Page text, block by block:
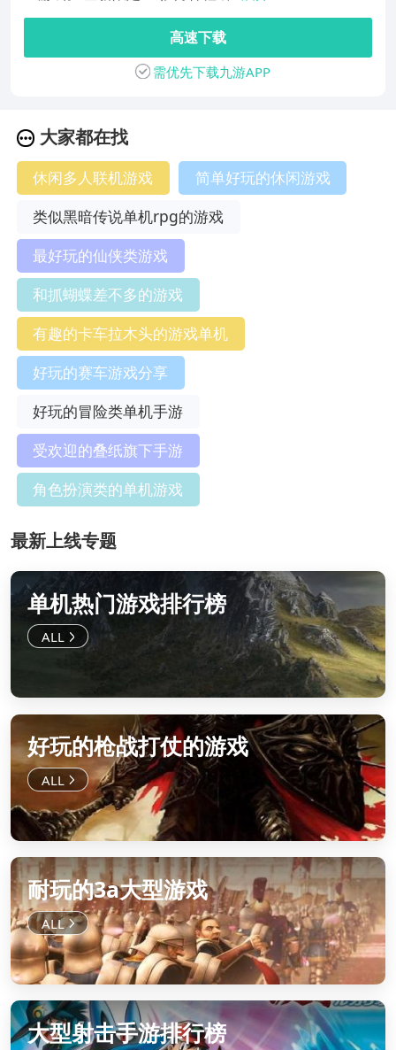
高速下载
需优先下载九游APP
大家都在找
休闲多人联机游戏
简单好玩的休闲游戏
类似黑暗传说单机rpg的游戏
最好玩的仙侠类游戏
和抓蝴蝶差不多的游戏
有趣的卡车拉木头的游戏单机
好玩的赛车游戏分享
好玩的冒险类单机手游
受欢迎的叠纸旗下手游
角色扮演类的单机游戏
最新上线专题
单机热门游戏排行榜
好玩的枪战打仗的游戏
耐玩的3a大型游戏
大型射击手游排行榜